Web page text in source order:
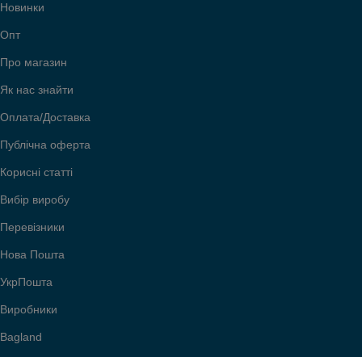
Новинки
Опт
Про магазин
Як нас знайти
Оплата/Доставка
Публічна оферта
Корисні статті
Вибір виробу
Перевізники
Нова Пошта
УкрПошта
Виробники
Bagland